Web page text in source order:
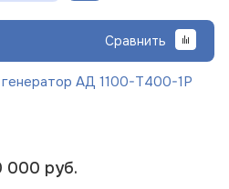
Сравнить
АД 1100-Т400-1Р
000 руб.